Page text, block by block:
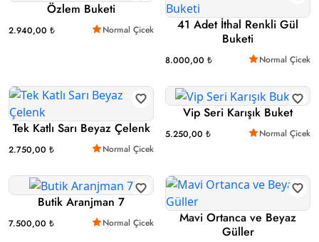
Özlem Buketi
2.940,00 ₺ Normal Çicek
41 Adet İthal Renkli Gül
Buketi
8.000,00 ₺ Normal Çicek
Tek Katlı Sarı Beyaz Çelenk
2.750,00 ₺ Normal Çicek
Vip Seri Karışık Buket
5.250,00 ₺ Normal Çicek
Butik Aranjman 7
7.500,00 ₺ Normal Çicek
Mavi Ortanca ve Beyaz
Güller